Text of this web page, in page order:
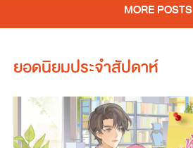
MORE POSTS
ยอดนิยมประจำสัปดาห์